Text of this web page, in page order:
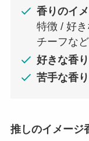
香りのイ
特徴 / 好
チーフなど
好きな香り
苦手な香り
推しのイメージ